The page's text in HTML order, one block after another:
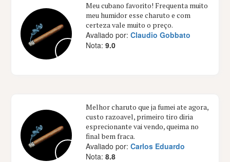
Meu cubano favorito! Frequenta muito
meu humidor esse charuto e com
certeza vale muito o preço.
Avaliado por:Claudio Gobbato
Nota:9.0
Melhor charuto que ja fumei ate agora,
custo razoavel, primeiro tiro diria
esprecionante vai vendo, queima no
final bem fraca.
Avaliado por:Carlos Eduardo
Nota:8.8